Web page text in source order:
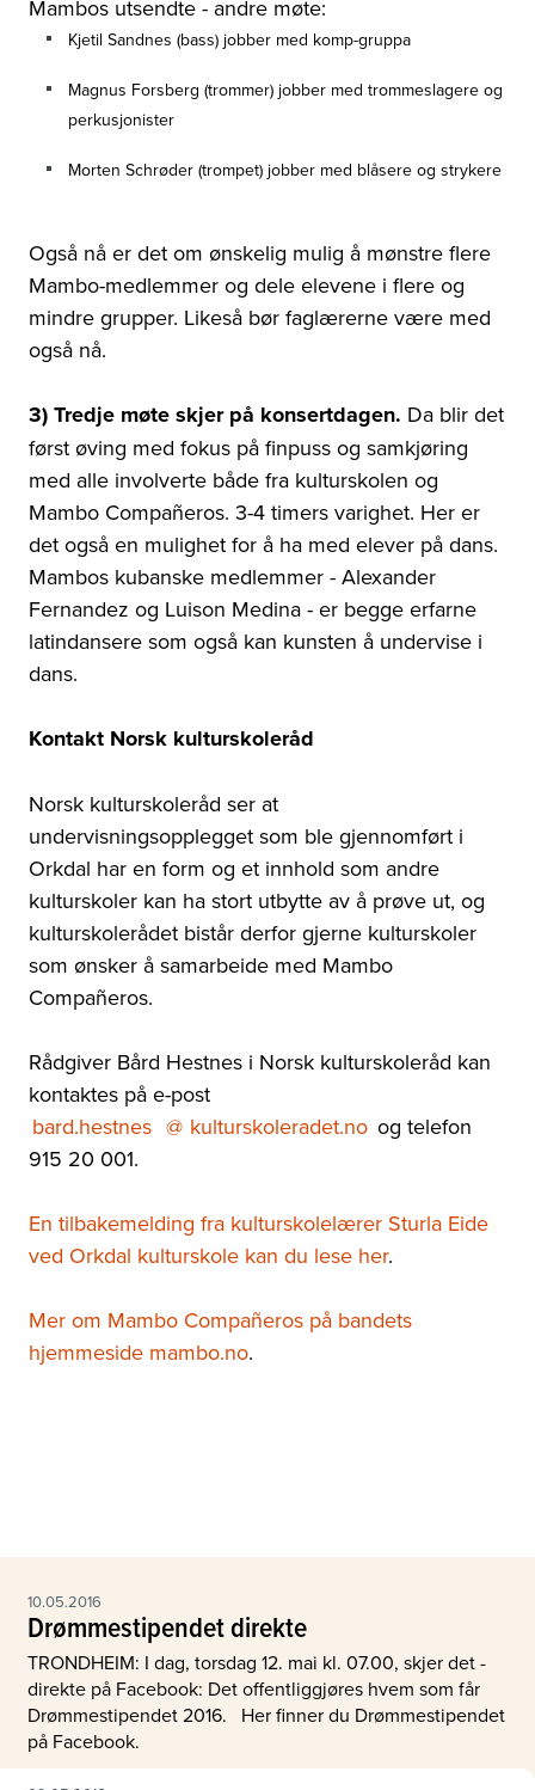
Mambos utsendte - andre møte:
Kjetil Sandnes (bass) jobber med komp-gruppa
Magnus Forsberg (trommer) jobber med trommeslagere og
perkusjonister
Morten Schrøder (trompet) jobber med blåsere og strykere
Også nå er det om ønskelig mulig å mønstre flere
Mambo-medlemmer og dele elevene i flere og
mindre grupper. Likeså bør faglærerne være med
også nå.
3) Tredje møte skjer på konsertdagen. Da blir det
først øving med fokus på finpuss og samkjøring
med alle involverte både fra kulturskolen og
Mambo Compañeros. 3-4 timers varighet. Her er
det også en mulighet for å ha med elever på dans.
Mambos kubanske medlemmer - Alexander
Fernandez og Luison Medina - er begge erfarne
latindansere som også kan kunsten å undervise i
dans.
Kontakt Norsk kulturskoleråd
Norsk kulturskoleråd ser at
undervisningsopplegget som ble gjennomført i
Orkdal har en form og et innhold som andre
kulturskoler kan ha stort utbytte av å prøve ut, og
kulturskolerådet bistår derfor gjerne kulturskoler
som ønsker å samarbeide med Mambo
Compañeros.
Rådgiver Bård Hestnes i Norsk kulturskoleråd kan
kontaktes på e-post
bard.hestnes @ kulturskoleradet.no og telefon
915 20 001.
En tilbakemelding fra kulturskolelærer Sturla Eide
ved Orkdal kulturskole kan du lese her.
Mer om Mambo Compañeros på bandets
hjemmeside mambo.no.
10.05.2016
Drømmestipendet direkte
TRONDHEIM: I dag, torsdag 12. mai kl. 07.00, skjer det -
direkte på Facebook: Det offentliggjøres hvem som får
Drømmestipendet 2016. Her finner du Drømmestipendet
på Facebook.